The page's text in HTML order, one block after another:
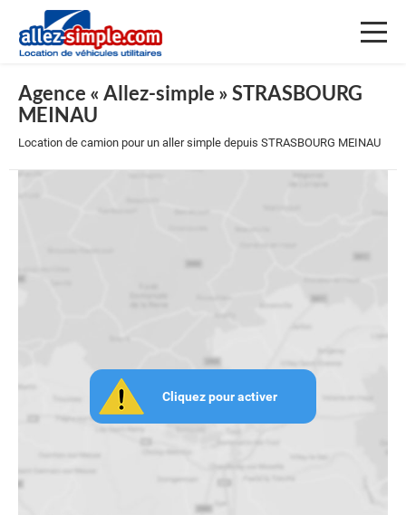
Agence « Allez-simple » STRASBOURG
MEINAU
Location de camion pour un aller simple depuis STRASBOURG MEINAU
Cliquez pour activer